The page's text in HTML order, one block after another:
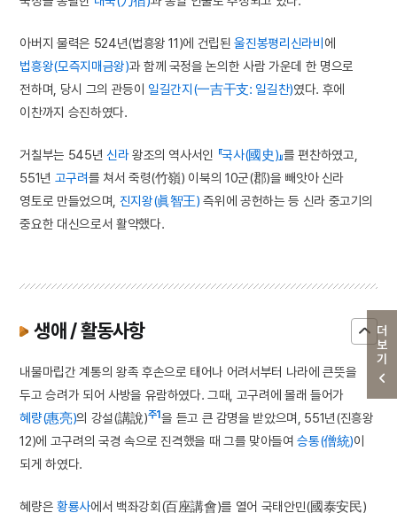
더보기
아버지 물력은 524년(법흥왕 11)에 건립된울진봉평리신라비에
법흥왕(모즉지매금왕)과 함께 국정을 논의한 사람 가운데 한 명으로
전하며, 당시 그의 관등이 일길간지(一吉干支: 일길찬)였다. 후에
이찬까지 승진하였다.
거칠부는 545년 신라왕조의 역사서인 『국사(國史)』를 편찬하였고,
551년 고구려를 쳐서 죽령(竹嶺) 이북의 10군(郡)을 빼앗아 신라
영토로 만들었으며, 진지왕(眞智王) 즉위에 공헌하는 등 신라 중고기의
중요한 대신으로서 활약했다.
생애 / 활동사항
내물마립간 계통의 왕족 후손으로 태어나 어려서부터 나라에 큰뜻을
두고 승려가 되어 사방을 유람하였다. 그때, 고구려에 몰래 들어가
혜량(惠亮)의 강설(講說)주1을 듣고 큰 감명을 받았으며, 551년(진흥왕
12)에 고구려의 국경 속으로 진격했을 때 그를 맞아들여승통(僧統)이
되게 하였다.
혜량은황룡사에서 백좌강회(百座講會)를 열어 국태안민(國泰安民)